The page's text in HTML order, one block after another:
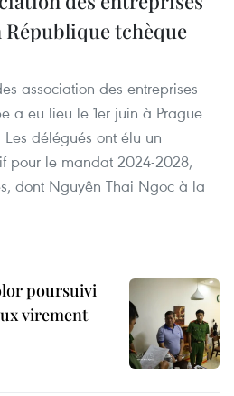
tchèque
association des entreprises
a eu lieu le 1er juin à Prague
délégués ont élu un
pour le mandat 2024-2028,
dont Nguyên Thai Ngoc à la
poursuivi
virement